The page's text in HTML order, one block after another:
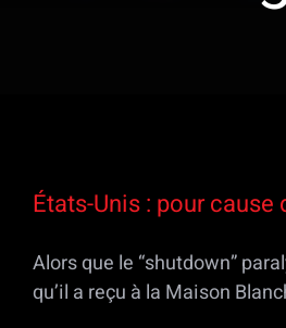
l'image
États-Unis : pour cause
Alors que le “shutdown”
qu’il a reçu à la Maison